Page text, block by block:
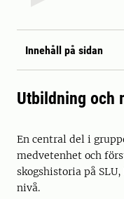
Innehåll på sidan
Utbildning och
En central del i
medvetenhet och
skogshistoria på
nivå.